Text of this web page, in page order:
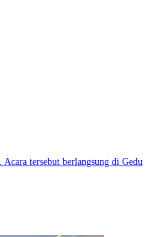
tersebut berlangsung di